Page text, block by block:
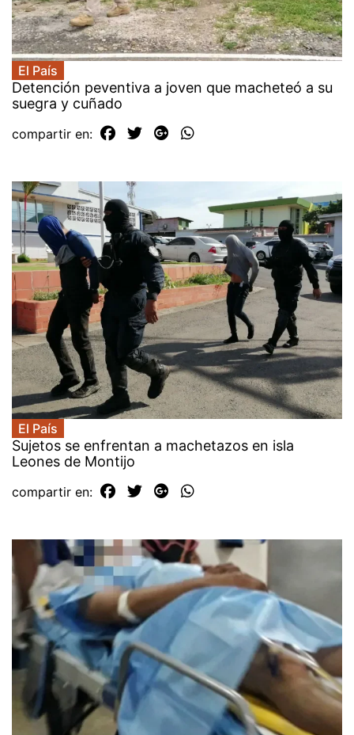
El País
Detención peventiva a joven que macheteó a su
suegra y cuñado
compartir en:
El País
Sujetos se enfrentan a machetazos en isla
Leones de Montijo
compartir en: